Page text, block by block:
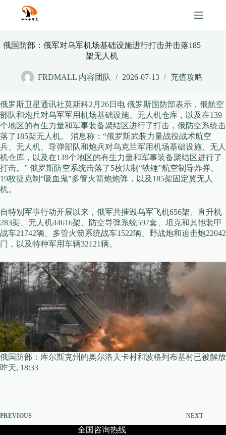
content
俄国防部：俄军对乌军机场基础设施进行打击并击落185
架无人机
FRDMALL 内容团队 2026-07-13 充值攻略
俄罗斯卫星通讯社莫斯科2月26日电 俄罗斯国防部表示，俄航空
部队和炮兵对乌军军用机场基础设施、无人机仓库，以及在139
个地区的有生力量和军事装备聚结区进行了打击，俄防空系统击
落了185架无人机。 消息称：“俄罗斯武装力量战役战术航空
兵、无人机、导弹部队和炮兵对乌克兰军用机场基础设施、无人
机仓库，以及在139个地区的有生力量和军事装备聚结区进行了
打击。” 俄罗斯防空系统击落了5枚法制“铁锤”航空制导炸弹、
19枚捷克制“吸血鬼”多管火箭炮炮弹，以及185架固定翼无人
机。
自特别军事行动开展以来，俄军共摧毁乌军飞机656架、直升机
283架、无人机44616架、防空导弹系统597套、坦克和其他装甲
战车21742辆、多管火箭系统战车1522辆、野战炮和迫击炮22042
门，以及特种军用车辆32121辆。
俄国防部：库尔斯克州的奥尔洛夫卡村和波格列布基村已被解放
昨天, 18:33
PREVIOUS NEXT
全国咨询热线